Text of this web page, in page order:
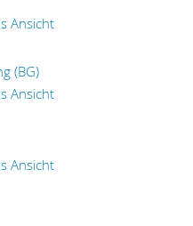
Ansicht
(BG)
Ansicht
Ansicht